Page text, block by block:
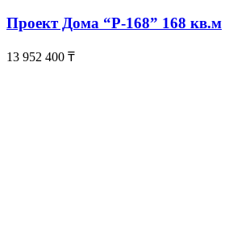
Проект Дома “Р-168” 168 кв.м
13 952 400 ₸